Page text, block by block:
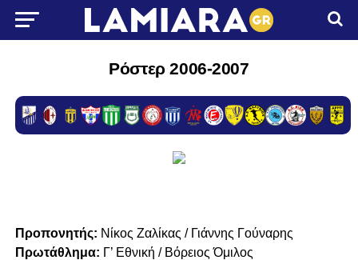
Ρόστερ 2006-2007
Προπονητής: Νίκος Ζαλίκας / Γιάννης Γούναρης
Πρωτάθλημα: Γ’ Εθνική / Βόρειος Όμιλος